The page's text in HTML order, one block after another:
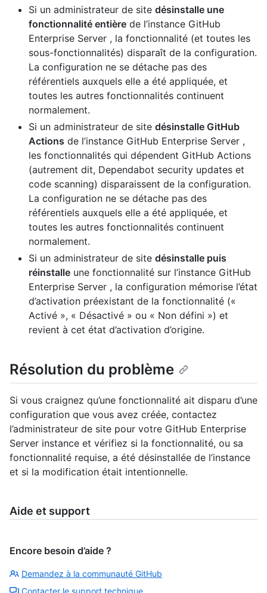
Si un administrateur de site désinstalle une
fonctionnalité entière de l’instance GitHub
Enterprise Server , la fonctionnalité (et toutes les
sous-fonctionnalités) disparaît de la configuration.
La configuration ne se détache pas des
référentiels auxquels elle a été appliquée, et
toutes les autres fonctionnalités continuent
normalement.
Si un administrateur de site désinstalle GitHub
Actions de l’instance GitHub Enterprise Server ,
les fonctionnalités qui dépendent GitHub Actions
(autrement dit, Dependabot security updates et
code scanning) disparaissent de la configuration.
La configuration ne se détache pas des
référentiels auxquels elle a été appliquée, et
toutes les autres fonctionnalités continuent
normalement.
Si un administrateur de site désinstalle puis
réinstalle une fonctionnalité sur l’instance GitHub
Enterprise Server , la configuration mémorise l’état
d’activation préexistant de la fonctionnalité («
Activé », « Désactivé » ou « Non défini ») et
revient à cet état d’activation d’origine.
Résolution du problème
Si vous craignez qu’une fonctionnalité ait disparu d’une
configuration que vous avez créée, contactez
l’administrateur de site pour votre GitHub Enterprise
Server instance et vérifiez si la fonctionnalité, ou sa
fonctionnalité requise, a été désinstallée de l’instance
et si la modification était intentionnelle.
Aide et support
Encore besoin d’aide ?
Demandez à la communauté GitHub